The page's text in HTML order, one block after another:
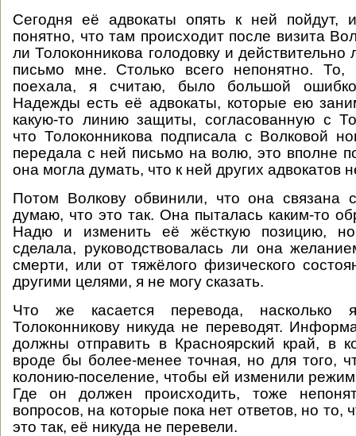
Сегодня её адвокаты опять к ней пойдут,
понятно, что там происходит после визита
ли Толоконникова голодовку и
письмо мне. Столько всего непонятно. То,
поехала, я считаю, было большой
Надежды есть её адвокаты, которые ею
какую-то линию защиты, согласованную с
что Толоконникова подписала с Волковой
передала с ней письмо на волю, это вполне
она могла думать, что к ней других адвокатов
Потом Волкову обвинили, что она
думаю, что это так. Она пыталась каким-то
Надю и изменить её жёсткую позицию,
сделала, руководствовалась ли она
смерти, или от тяжёлого физического
другими целями, я не могу сказать.
Что же касается перевода, насколько
Толоконникову никуда не переводят.
должны отправить в Красноярский край, в
вроде бы более-менее точная, но для того,
колонию-поселение, чтобы ей изменили
Где он должен происходить, тоже
вопросов, на которые пока нет ответов, но то,
это так, её никуда не перевели.